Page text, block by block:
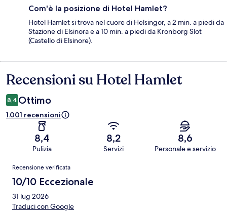
Com'è la posizione di Hotel Hamlet?
Hotel Hamlet si trova nel cuore di Helsingor, a 2 min. a piedi da
Stazione di Elsinora e a 10 min. a piedi da Kronborg Slot
(Castello di Elsinore).
Recensioni
Recensioni su Hotel Hamlet
8,4 Ottimo
1.001 recensioni
8,4
Pulizia
8,2
Servizi
8,6
Personale e servizio
Recensioni
Recensione verificata
10/10 Eccezionale
31 lug 2026
Traduci con Google